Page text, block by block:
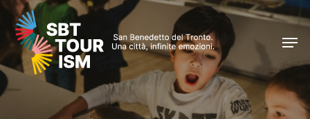
Skip
to
main
content